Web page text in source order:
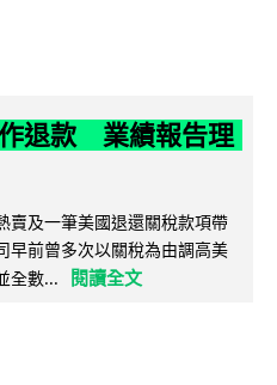
退款 業績報告理
賣及一筆美國退還關稅款項帶
早前曾多次以關稅為由調高美
全數...
閱讀全文